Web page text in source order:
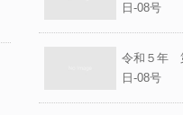
日-08号
令和５年
日-08号